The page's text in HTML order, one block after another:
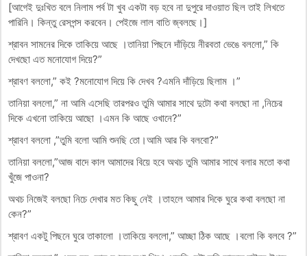
[আগেই দুঃখিত বলে নিলাম পর্ব টা খুব একটা বড় হবে না দুপুরে দাওয়াত ছিল তাই লিখতে
পারিনি। কিন্তু রেসপন্স করবেন। পেইজে লাল বাতি জ্বলছে।]
শ্রাবন সামনের দিকে তাকিয়ে আছে ।তানিয়া পিছনে দাঁড়িয়ে নীরবতা ভেঙে বললো,” কি
দেখছো এত মনোযোগ দিয়ে?”
শ্রাবণ বললো,” কই ?মনোযোগ দিয়ে কি দেখব ?এমনি দাঁড়িয়ে ছিলাম ।”
তানিয়া বললো,” না আমি এসেছি তারপরও তুমি আমার সাথে দুটো কথা বলছো না ,নিচের
দিকে এখনো তাকিয়ে আছো ।এমন কি আছে ওখানে?”
শ্রাবণ বললো ,”তুমি বলো আমি শুনছি তো।আমি আর কি বলবো?”
তানিয়া বললো,”আজ বাদে কাল আমাদের বিয়ে হবে অথচ তুমি আমার সাথে বলার মতো কথা
খুঁজে পাওনা?
অথচ নিজেই বলছো নিচে দেখার মত কিছু নেই ।তাহলে আমার দিকে ঘুরে কথা বলছো না
কেন?”
শ্রাবণ একটু পিছনে ঘুরে তাকালো ।তাকিয়ে বললো,” আচ্ছা ঠিক আছে ।বলো কি বলবে ?”